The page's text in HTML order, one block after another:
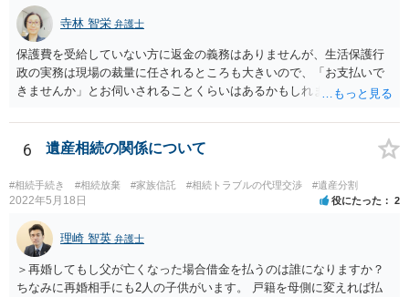
寺林 智栄 弁護士
保護費を受給していない方に返金の義務はありませんが、生活保護行
政の実務は現場の裁量に任されるところも大きいので、「お支払いで
きませんか」とお伺いされることくらいはあるかもしれません。 通報
考えてご判断いただくのが良いと思います。
6 遺産相続の関係について
#相続手続き #相続放棄 #家族信託 #相続トラブルの代理交渉 #遺産分割
2022年5月18日 役にたった 2
理崎 智英 弁護士
＞再婚してもし父が亡くなった場合借金を払うのは誰になりますか？
ちなみに再婚相手にも2人の子供がいます。 戸籍を母側に変えれば払